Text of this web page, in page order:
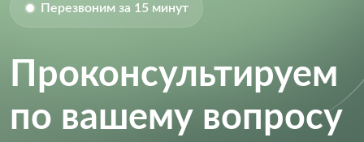
Перезвоним за 15 минут
Проконсультируем
по вашему вопросу